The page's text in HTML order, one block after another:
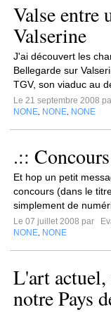
Valse entre
Valserine
J'ai découvert les
Bellegarde sur
TGV, son viaduc au
Le 21 septembre 2008
NONE NONE NONE
.::
Et hop un petit
concours (dans le
simplement de
Le 07 juillet 2008 par
NONE NONE
L'art
notre Pays